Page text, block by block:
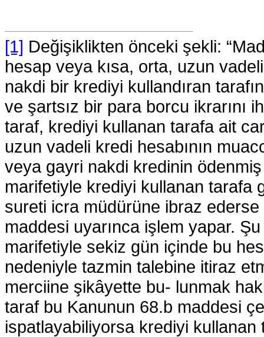
[1] Değişiklikten önceki şekli:
hesap veya kısa, orta, uzun
nakdi bir krediyi kullandıran
ve şartsız bir para borcu ikrarını
taraf, krediyi kullanan tarafa ait
uzun vadeli kredi hesabının
veya gayri nakdi kredinin
marifetiyle krediyi kullanan tarafa
sureti icra müdürüne ibraz
maddesi uyarınca işlem yapar.
marifetiyle sekiz gün içinde bu
nedeniyle tazmin talebine itiraz
merciine şikâyette bu- lunmak
taraf bu Kanunun 68.b maddesi
ispatlayabiliyorsa krediyi kullanan